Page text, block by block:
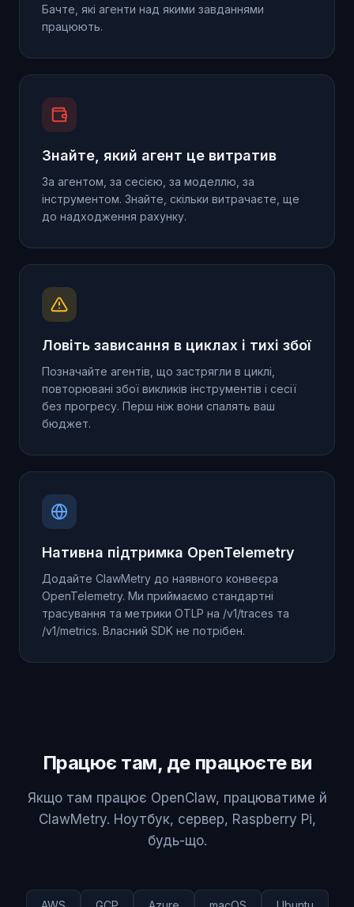
Бачте, які агенти над якими завданнями
працюють.
Знайте, який агент це витратив
За агентом, за сесією, за моделлю, за
інструментом. Знайте, скільки витрачаєте, ще
до надходження рахунку.
Ловіть зависання в циклах і тихі збої
Позначайте агентів, що застрягли в циклі,
повторювані збої викликів інструментів і сесії
без прогресу. Перш ніж вони спалять ваш
бюджет.
Нативна підтримка OpenTelemetry
Додайте ClawMetry до наявного конвеєра
OpenTelemetry. Ми приймаємо стандартні
трасування та метрики OTLP на /v1/traces та
/v1/metrics. Власний SDK не потрібен.
Працює там, де працюєте ви
Якщо там працює OpenClaw, працюватиме й
ClawMetry. Ноутбук, сервер, Raspberry Pi,
будь-що.